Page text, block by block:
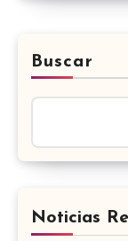
Buscar
Noticias